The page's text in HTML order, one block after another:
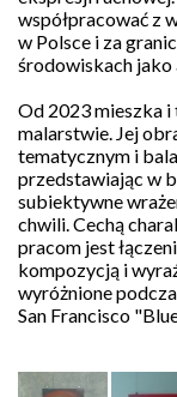
Wspólnota
Gdańska.
Jesteśmy
Organizacją
Publicznego.
Wesprzyj
kulturę
sztukę
przekazując
1,5%
podatku:
KRS
0000286430
współpracować z
w Polsce i za
środowiskach
Od 2023 mieszka i
malarstwie. Jej
tematycznym i
przedstawiając w
subiektywne
chwili. Cechą
pracom jest
kompozycją i
wyróżnione
San Francisco